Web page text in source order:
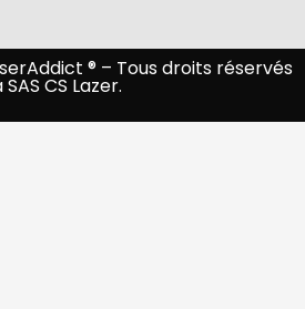
® – Tous droits réservés
SAS CS Lazer.